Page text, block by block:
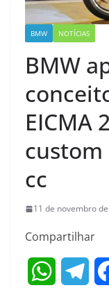
BMW NOTÍCIAS
BMW
EICMA
custom
cc
11 de novembro
Compartilhar
W